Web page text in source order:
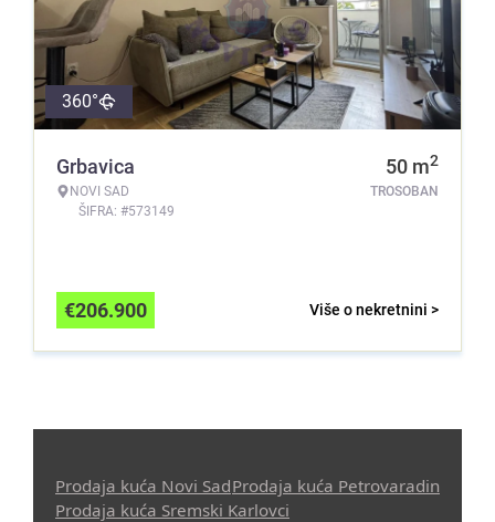
360°
Grbavica
NOVI SAD
ŠIFRA: #573149
50 m2
TROSOBAN
Više o nekretnini >
€206.900
Prodaja kuća Novi SadProdaja kuća Petrovaradin
Prodaja kuća Sremski Karlovci